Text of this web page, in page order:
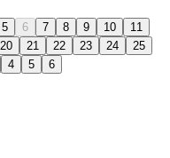
5 6 7 8 9 10
11
20 21 22 23 24
25
4 5 6